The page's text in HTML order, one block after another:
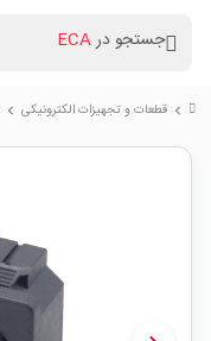
جستجو درECA
chevron_right قطعات و تجهیزات الکترونیکی chevron_right